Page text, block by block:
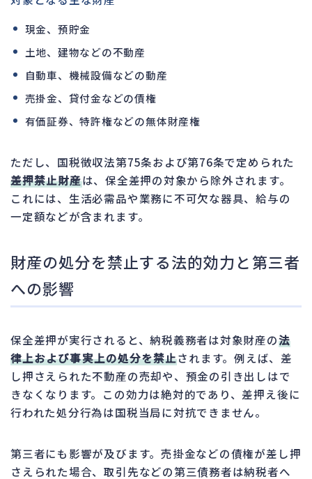
現金、預貯金
土地、建物などの不動産
自動車、機械設備などの動産
売掛金、貸付金などの債権
有価証券、特許権などの無体財産権
ただし、国税徴収法第75条および第76条で定められた
差押禁止財産は、保全差押の対象から除外されます。
これには、生活必需品や業務に不可欠な器具、給与の
一定額などが含まれます。
財産の処分を禁止する法的効力と第三者
への影響
保全差押が実行されると、納税義務者は対象財産の法
律上および事実上の処分を禁止されます。例えば、差
し押さえられた不動産の売却や、預金の引き出しはで
きなくなります。この効力は絶対的であり、差押え後に
行われた処分行為は国税当局に対抗できません。
第三者にも影響が及びます。売掛金などの債権が差し押
さえられた場合、取引先などの第三債務者は納税者へ